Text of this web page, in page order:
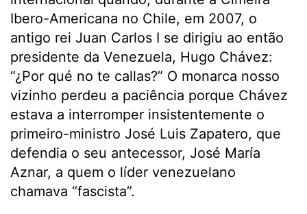
Ibero-Americana no Chile, em 2007, o
antigo rei Juan Carlos I se dirigiu ao então
presidente da Venezuela, Hugo Chávez:
“¿Por qué no te callas?” O monarca nosso
vizinho perdeu a paciência porque Chávez
estava a interromper insistentemente o
primeiro-ministro José Luis Zapatero, que
defendia o seu antecessor, José María
Aznar, a quem o líder venezuelano
chamava “fascista”.